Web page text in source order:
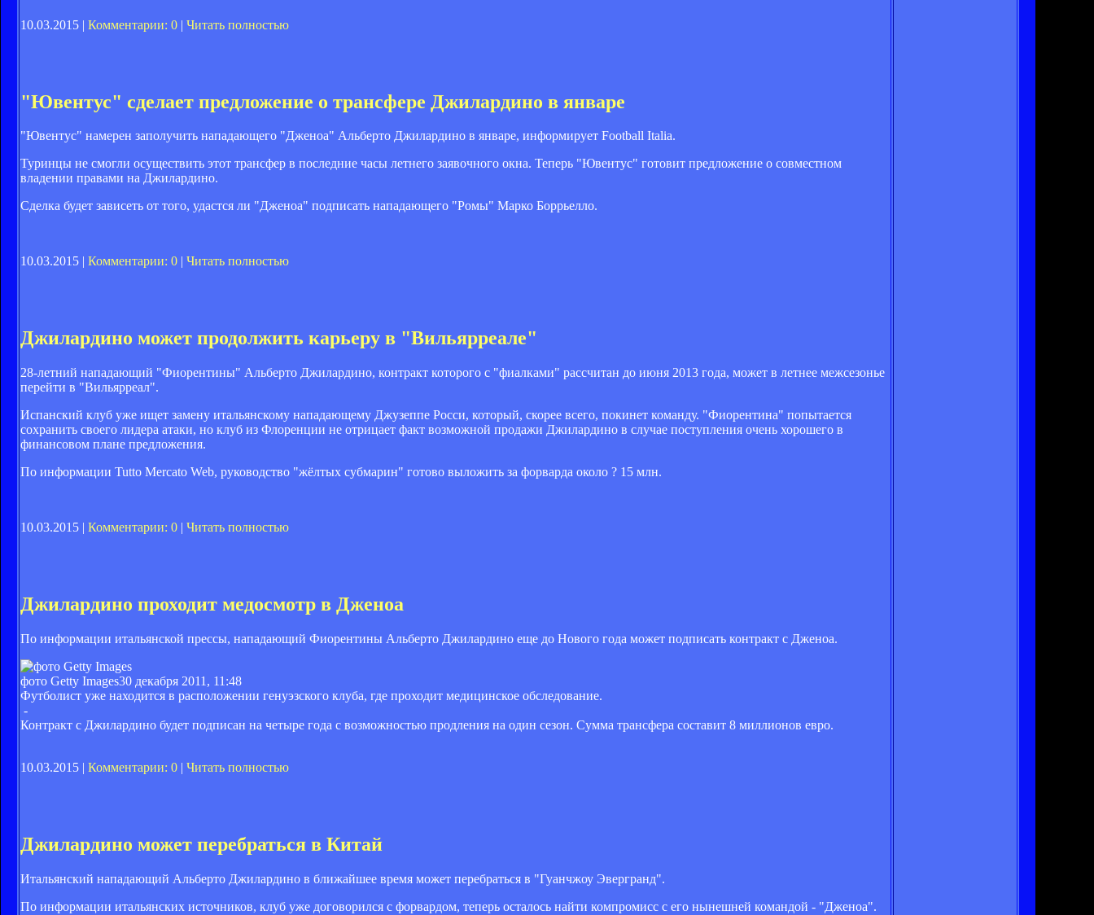
10.03.2015 | Комментарии: 0 | Читать полностью
"Ювентус" сделает предложение о трансфере Джилардино в январе
"Ювентус" намерен заполучить нападающего "Дженоа" Альберто Джилардино в январе, информирует Football Italia.
Туринцы не смогли осуществить этот трансфер в последние часы летнего заявочного окна. Теперь "Ювентус" готовит предложение о совместном
владении правами на Джилардино.
Сделка будет зависеть от того, удастся ли "Дженоа" подписать нападающего "Ромы" Марко Боррьелло.
10.03.2015 | Комментарии: 0 Читать полностью
Джилардино может продолжить карьеру в "Вильярреале"
28-летний нападающий "Фиорентины" Альберто Джилардино, контракт которого с "фиалками" рассчитан до июня 2013 года, может в летнее межсезонье
перейти в "Вильярреал".
Испанский клуб уже ищет замену итальянскому нападающему Джузеппе Росси, который, скорее всего, покинет команду. "Фиорентина" попытается
сохранить своего лидера атаки, но клуб из Флоренции не отрицает факт возможной продажи Джилардино в случае поступления очень хорошего в
финансовом плане предложения.
По информации Tutto Mercato Web, руководство "жёлтых субмарин" готово выложить за форварда около ? 15 млн.
10.03.2015 | Комментарии: 0 | Читать полностью
Джилардино проходит медосмотр в Дженоа
По информации итальянской прессы, нападающий Фиорентины Альберто Джилардино еще до Нового года может подписать контракт с Дженоа.
фото Getty Images30 декабря 2011, 11:48
Футболист уже находится в расположении генуэзского клуба, где проходит медицинское обследование.
-
Контракт с Джилардино будет подписан на четыре года с возможностью продления на один сезон. Сумма трансфера составит 8 миллионов евро.
10.03.2015 | Комментарии: 0 | Читать полностью
Джилардино может перебраться в Китай
Итальянский нападающий Альберто Джилардино в ближайшее время может перебраться в "Гуанчжоу Эвергранд".
По информации итальянских источников, клуб уже договорился с форвардом, теперь осталось найти компромисс с его нынешней командой - "Дженоа".